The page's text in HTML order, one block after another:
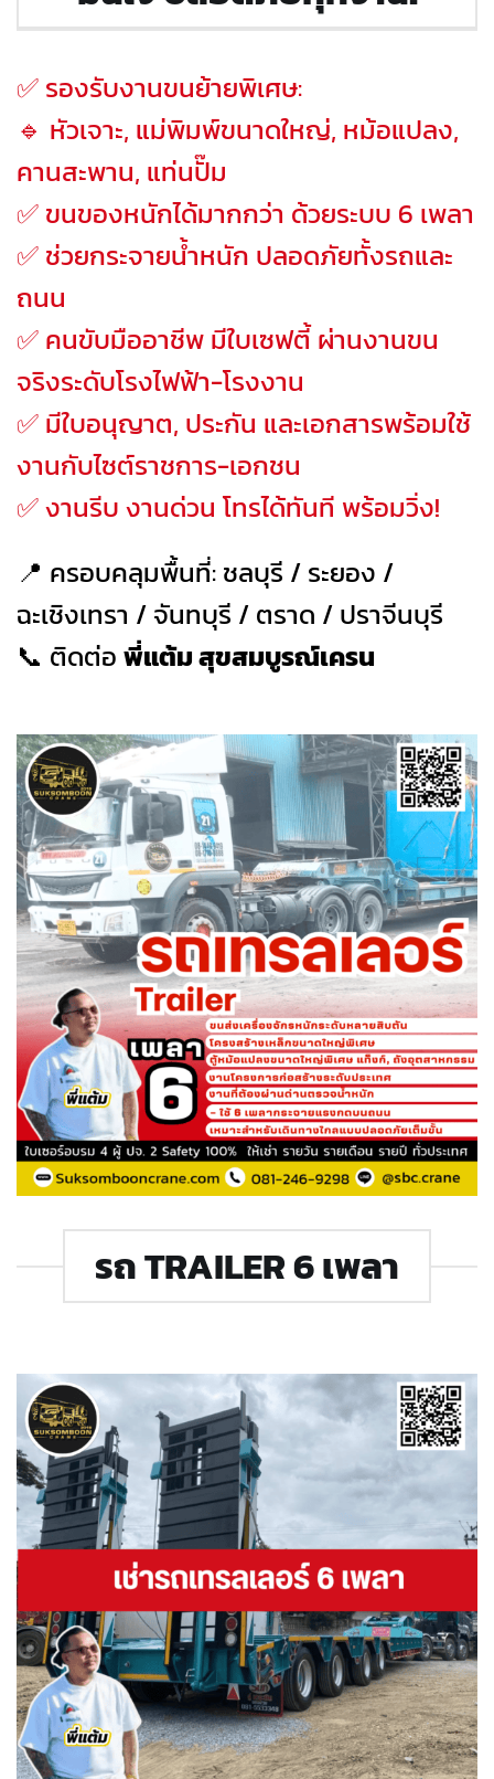
✅ รองรับงานขนย้ายพิเศษ:
🔹 หัวเจาะ, แม่พิมพ์ขนาดใหญ่, หม้อแปลง,
คานสะพาน, แท่นปั๊ม
✅ ขนของหนักได้มากกว่า ด้วยระบบ 6 เพลา
✅ ช่วยกระจายน้ำหนัก ปลอดภัยทั้งรถและ
ถนน
✅ คนขับมืออาชีพ มีใบเซฟตี้ ผ่านงานขน
จริงระดับโรงไฟฟ้า-โรงงาน
✅ มีใบอนุญาต, ประกัน และเอกสารพร้อมใช้
งานกับไซต์ราชการ-เอกชน
✅ งานรีบ งานด่วน โทรได้ทันที พร้อมวิ่ง!
📍 ครอบคลุมพื้นที่: ชลบุรี / ระยอง /
ฉะเชิงเทรา / จันทบุรี / ตราด / ปราจีนบุรี
📞 ติดต่อ พี่แต้ม สุขสมบูรณ์เครน
รถ TRAILER 6 เพลา